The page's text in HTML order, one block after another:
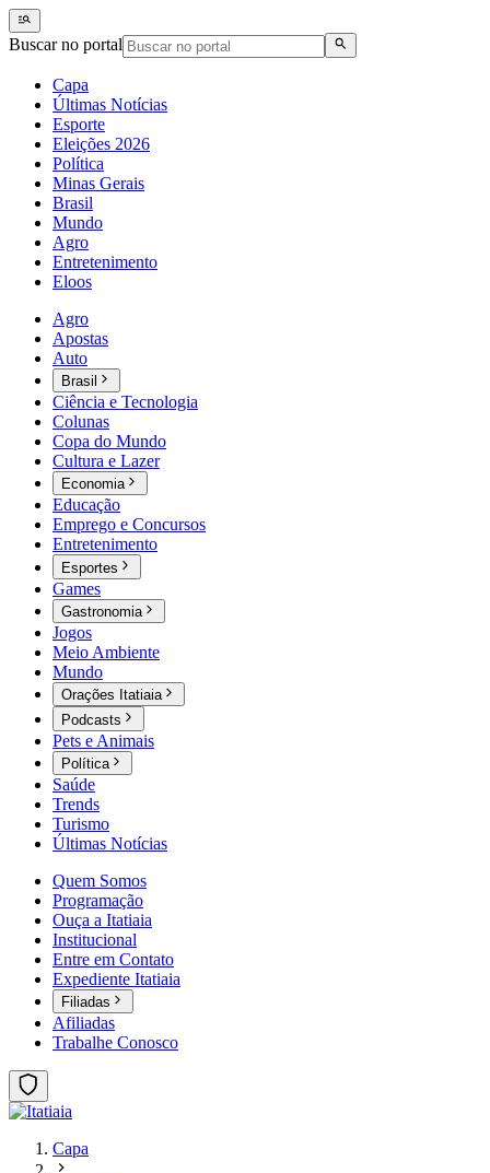
Buscar no portal
Capa
Últimas Notícias
Esporte
Eleições 2026
Política
Minas Gerais
Brasil
Mundo
Agro
Entretenimento
Eloos
Agro
Apostas
Auto
Brasil
Ciência e Tecnologia
Colunas
Copa do Mundo
Cultura e Lazer
Economia
Educação
Emprego e Concursos
Entretenimento
Esportes
Games
Gastronomia
Jogos
Meio Ambiente
Mundo
Orações Itatiaia
Podcasts
Pets e Animais
Política
Saúde
Trends
Turismo
Últimas Notícias
Quem Somos
Programação
Ouça a Itatiaia
Institucional
Entre em Contato
Expediente Itatiaia
Filiadas
Afiliadas
Trabalhe Conosco
Capa